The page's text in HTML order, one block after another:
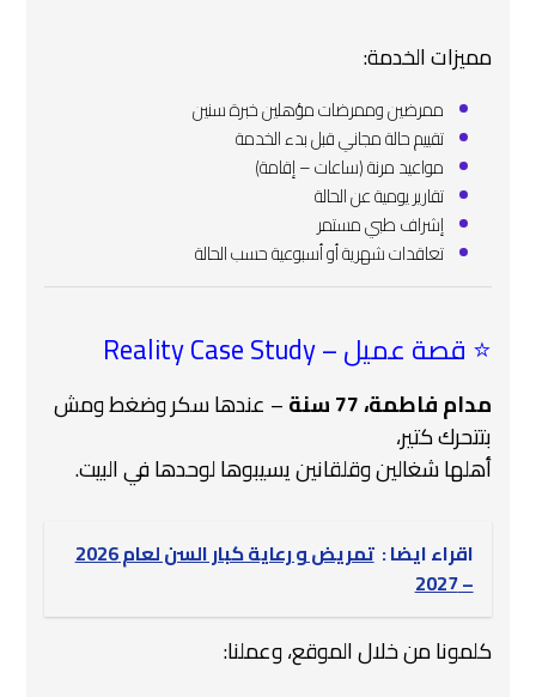
مميزات الخدمة:
ممرضين وممرضات مؤهلين خبرة سنين
تقييم حالة مجاني قبل بدء الخدمة
مواعيد مرنة (ساعات – إقامة)
تقارير يومية عن الحالة
إشراف طبي مستمر
تعاقدات شهرية أو أسبوعية حسب الحالة
⭐ قصة عميل – Reality Case Study
مدام فاطمة، 77 سنة
– عندها سكر وضغط ومش
بتتحرك كتير،
أهلها شغالين وقلقانين يسيبوها لوحدها في البيت.
اقراء ايضا :
تمريض و رعاية كبار السن لعام 2026
– 2027
كلمونا من خلال الموقع، وعملنا: